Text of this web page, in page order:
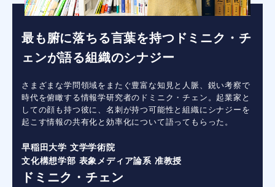
最も腑に落ちる言葉を持つドミニク・チ
ェンが語る組織のシナジー
さまざまな学問領域をまたぐ豊富な知見と人脈、鋭い考察で
時代を俯瞰する情報学研究者のドミニク・チェン。起業家と
しての顔も持つ彼に、名刺が持つ可能性と組織にシナジーを
起こす情報の共有化と効率化について語ってもらった。
早稲田大学 文学学術院
文化構想学部 表象メディア論系 准教授
ドミニク・チェン